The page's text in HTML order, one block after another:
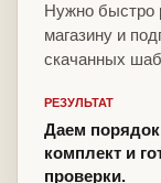
Нужно быстро
магазину и
скачанных
РЕЗУЛЬТАТ
Даем
комплект и
проверки.